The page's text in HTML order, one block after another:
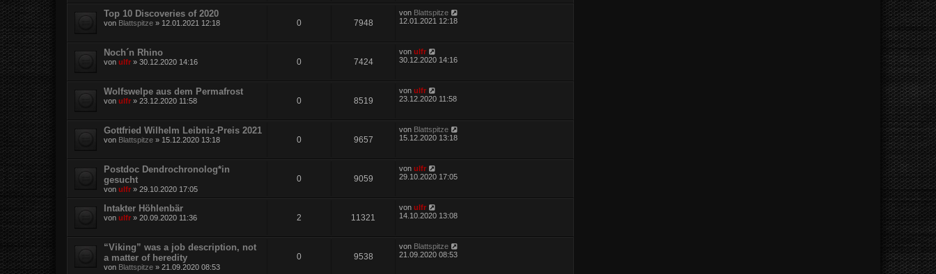
Top 10 Discoveries of 2020
von Blattspitze » 12.01.2021 12:18 0 7948
von Blattspitze
12.01.2021 12:18
Noch´n Rhino
von ulfr » 30.12.2020 14:16 0 7424
vonulfr
30.12.2020 14:16
Wolfswelpe aus dem Permafrost
von ulfr » 23.12.2020 11:58 0 8519
vonulfr
23.12.2020 11:58
Gottfried Wilhelm Leibniz-Preis 2021
von Blattspitze » 15.12.2020 13:18 0 9657
von Blattspitze
15.12.2020 13:18
Postdoc Dendrochronolog*in
gesucht
von ulfr » 29.10.2020 17:05
0 9059
vonulfr
29.10.2020 17:05
Intakter Höhlenbär
von ulfr » 20.09.2020 11:36 2 11321
vonulfr
14.10.2020 13:08
“Viking” was a job description, not
a matter of heredity
von Blattspitze » 21.09.2020 08:53
0 9538
von Blattspitze
21.09.2020 08:53